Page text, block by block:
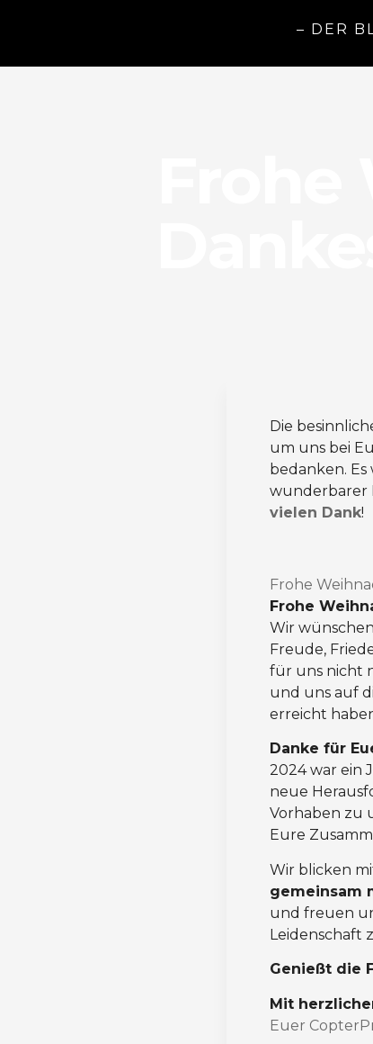
– DER
Die
um uns bei
bedanken.
wunderbarer
vielen Dank!
Frohe
Frohe
Wir
Freude,
für uns nicht
und uns auf
erreicht
Danke für
2024 war ein
neue
Vorhaben zu
Eure
Wir blicken
gemeinsam
und freuen
Leidenschaft
Genießt die
Mit
Euer